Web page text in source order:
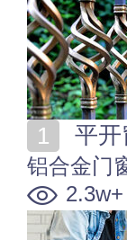
平
铝合金门
2.3w+